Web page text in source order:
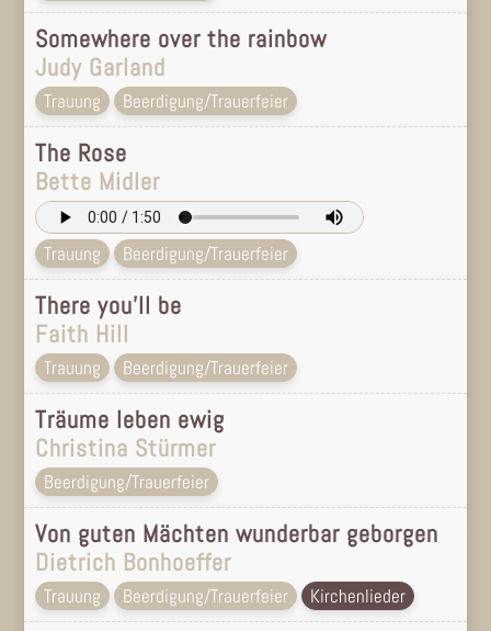
Somewhere over the rainbow
Judy Garland
Trauung Beerdigung/Trauerfeier
The Rose
Bette Midler
Trauung Beerdigung/Trauerfeier
There you’ll be
Faith Hill
Trauung Beerdigung/Trauerfeier
Träume leben ewig
Christina Stürmer
Beerdigung/Trauerfeier
Von guten Mächten wunderbar geborgen
Dietrich Bonhoeffer
Trauung Beerdigung/Trauerfeier Kirchenlieder